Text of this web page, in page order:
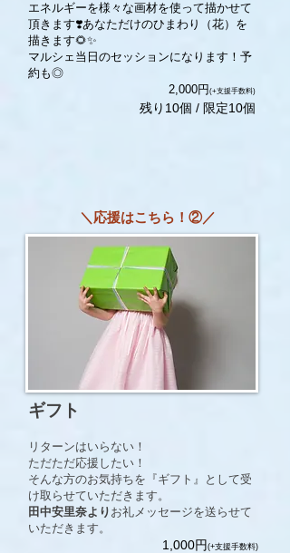
​2,000円 (+支援手数料)
残り10個 / 限定10個
エネルギーを様々な画材を使って描かせて
頂きます❣️あなただけのひまわり（花）を
描きます🌻✨
マルシェ当日のセッションになります！予
約も◎
＼応援はこちら！②／
​1,000円 (+支援手数料)
ギフト
リターンはいらない！
ただただ応援したい！
そんな方のお気持ちを『ギフト』として受
け取らせていただきます。
田中安里奈より お礼メッセージを送らせて
いただきます。